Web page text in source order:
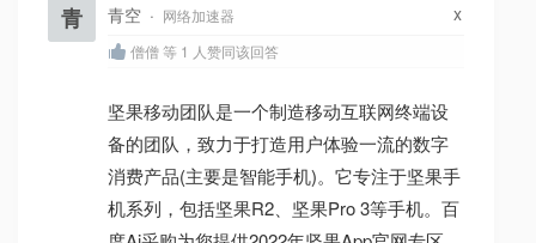
青 青空 · 网络加速器 x
僧僧 等 1 人赞同该回答
坚果移动团队是一个制造移动互联网终端设
备的团队，致力于打造用户体验一流的数字
消费产品(主要是智能手机)。它专注于坚果手
机系列，包括坚果R2、坚果Pro 3等手机。百